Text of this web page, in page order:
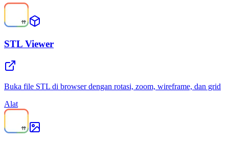
STL Viewer
Buka file STL di browser dengan rotasi, zoom, wireframe, dan grid
Alat